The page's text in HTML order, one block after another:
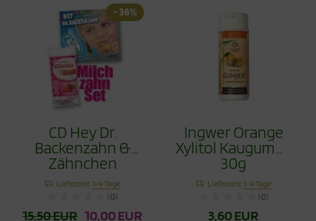
CD Hey Dr.
Backenzahn &
Zähnchen
Erdbeere 30g im
Set
Lieferzeit:1-4 Tage
(0)
15,50 EUR 10,00 EUR
- 36%
Ingwer Orange
Xylitol Kaugummi
30g
Lieferzeit:1-4 Tage
(0)
3,60 EUR